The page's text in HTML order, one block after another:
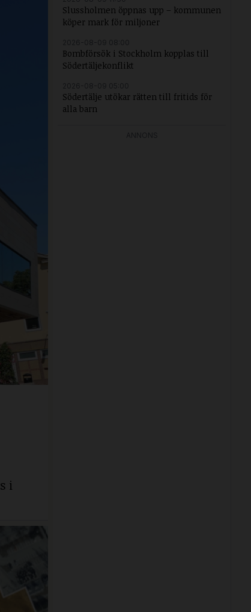
i
Slussholmen öppnas upp – kommunen
köper mark för miljoner
Bombförsök i Stockholm kopplas till
Södertäljekonflikt
Södertälje utökar rätten till fritids för
alla barn